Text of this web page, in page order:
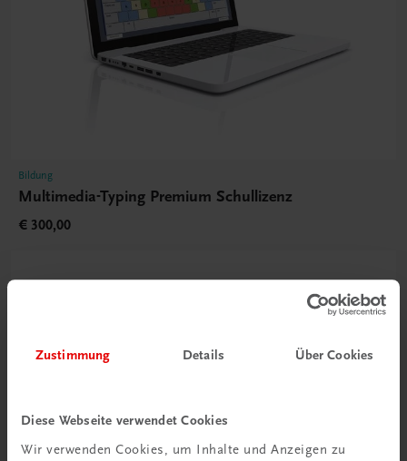
Zustimmung Details Über Cookies
Diese Webseite verwendet Cookies
Wir verwenden Cookies, um Inhalte und Anzeigen zu
Bildung
Multimedia-Typing Premium Schullizenz
€ 300,00